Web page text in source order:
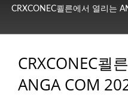
CRXCONEC쾰른에서 열리는
CRXCONEC쾰
ANGA COM